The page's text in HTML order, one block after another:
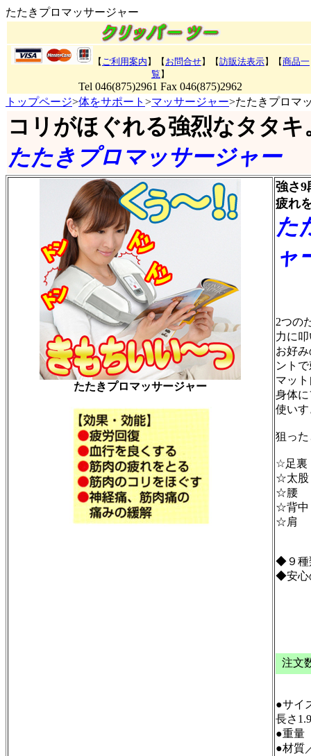
たたきプロマッサージャー
【 ご利用案内 】【 お問合せ】【訪販法表示】 【商品一
覧 】
Tel 046(875)2961 Fax 046(875)2962
トップページ>体をサポート >マッサージャー>たたきプロマ
コリがほぐれる強烈なタタキ
たたきプロマッサージャー
たたきプロマッサージャー
強さ9
疲れ
た
ャ
2つの
力に
お好
ント
マッ
身体
使い
狙っ
☆足裏
☆太股
☆腰
☆背中
☆肩
◆９種
◆安心
注文
●サイ
長さ
●重量
●材質